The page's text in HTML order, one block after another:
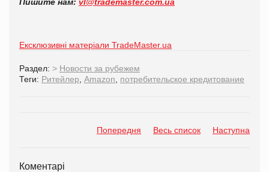
Ексклюзивні матеріали TradeMaster.ua
Раздел: > Новости за рубежем
Теги: Ритейлер Amazon потребительское кредитование
Попередня Весь список Наступна
Коментарі